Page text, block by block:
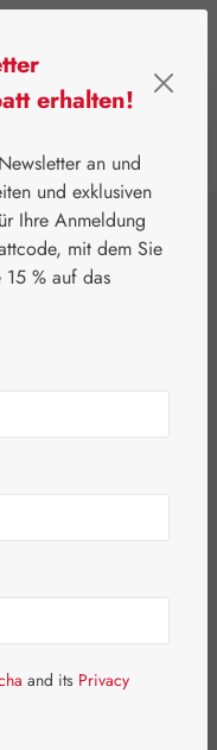
Q-10
erhalten!
an und
und exklusiven
Ihre Anmeldung
mit dem Sie
15 % auf das
and its Privacy